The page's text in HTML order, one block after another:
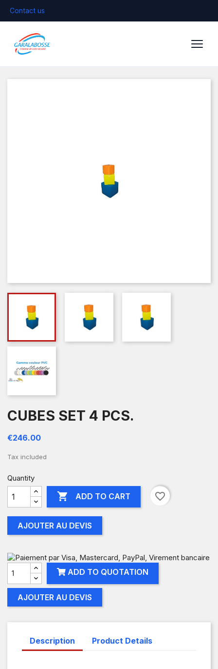
Contact us
CUBES SET 4 PCS.
€246.00
Tax included
Quantity
 ADD TO CART favorite_border
AJOUTER AU DEVIS
ADD TO QUOTATION
AJOUTER AU DEVIS
Description Product Details